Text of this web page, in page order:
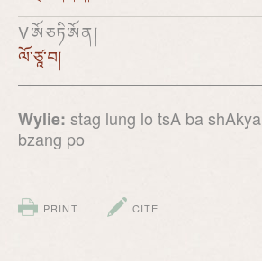
Vཨོཅཏིཨོན།
ལོ་ཙཱ་བ།
Wylie: stag lung lo tsA ba shAkya
bzang po
PRINT CITE